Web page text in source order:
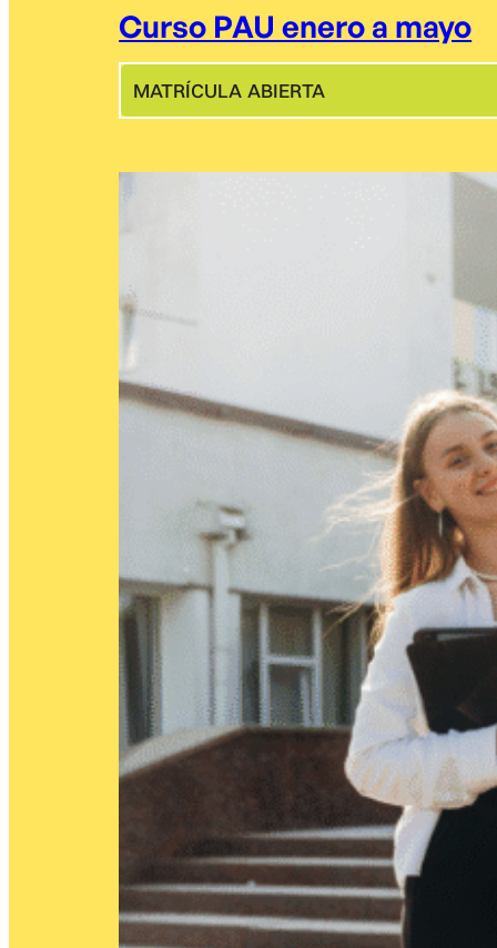
Curso PAU enero a mayo
MATRÍCULA ABIERTA